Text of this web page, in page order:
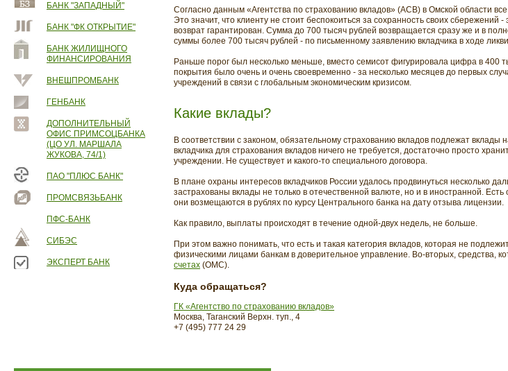
БАНК "ЗАПАДНЫЙ"
БАНК "ФК ОТКРЫТИЕ"
БАНК ЖИЛИЩНОГО
ФИНАНСИРОВАНИЯ
ВНЕШПРОМБАНК
ГЕНБАНК
ДОПОЛНИТЕЛЬНЫЙ
ОФИС ПРИМСОЦБАНКА
(ЦО УЛ. МАРШАЛА
ЖУКОВА, 74/1)
ПАО "ПЛЮС БАНК"
ПРОМСВЯЗЬБАНК
ПФС-БАНК
СИБЭС
ЭКСПЕРТ БАНК
Согласно данным «Агентства по страхованию вкладов» (АСВ) в Омской области
Это значит, что клиенту не стоит беспокоиться за сохранность своих
возврат гарантирован. Сумма до 700 тысяч рублей возвращается сразу же и в
суммы более 700 тысяч рублей - по письменному заявлению вкладчика в ходе
Раньше порог был несколько меньше, вместо семисот фигурировала цифра в 400
покрытия было очень и очень своевременно - за несколько месяцев до первых
учреждений в связи с глобальным экономическим кризисом.
Какие вклады?
В соответствии с законом, обязательному страхованию вкладов подлежат
вкладчика для страхования вкладов ничего не требуется, достаточно просто
учреждении. Не существует и какого-то специального договора.
В плане охраны интересов вкладчиков России удалось продвинуться несколько
застрахованы вклады не только в отечественной валюте, но и в иностранной.
они возмещаются в рублях по курсу Центрального банка на дату отзыва лицензии.
Как правило, выплаты происходят в течение одной-двух недель, не больше.
При этом важно понимать, что есть и такая категория вкладов, которая не
физическими лицами банкам в доверительное управление. Во-вторых, средства,
счетах (ОМС).
Куда обращаться?
ГК «Агентство по страхованию вкладов»
Москва, Таганский Верхн. туп., 4
+7 (495) 777 24 29